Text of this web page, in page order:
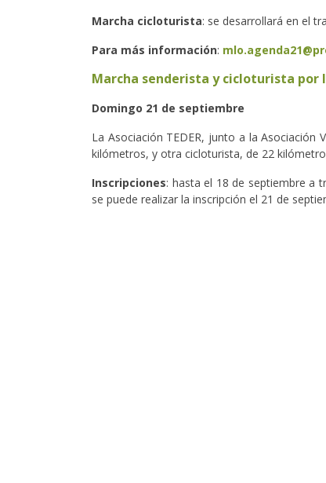
Marcha cicloturista: se desarrollará en el
Para más información:
Marcha senderista y cicloturista por
Domingo 21 de septiembre
La Asociación TEDER, junto a la Asociación
kilómetros, y otra cicloturista, de 22
Inscripciones: hasta el 18 de septiembre a
se puede realizar la inscripción el 21 de